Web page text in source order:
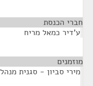
חברי הכנסת
ע'דיר כמאל מריח
מוזמנים
מירי סביון - סגנית